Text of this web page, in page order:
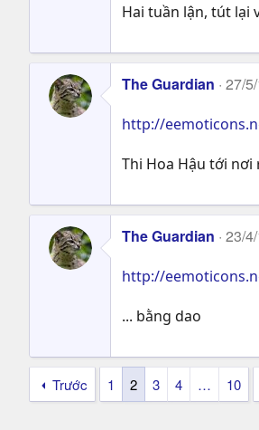
Hai tuần lận, tút lại
The Guardian 27/
http://
Thi Hoa Hậu tới nơi
The Guardian 23/
http://
... bằng dao
Trước 1 2 3 4 … 10